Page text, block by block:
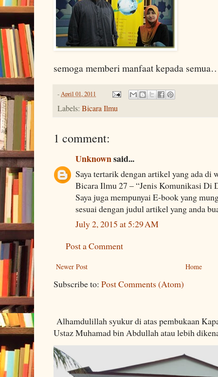
semoga memberi manfaat kepada
-April 01, 2011
Labels: Bicara Ilmu
1 comment:
Unknownsaid...
Saya tertarik dengan artikel yang ada di
Bicara Ilmu 27 – “Jenis Komunikasi Di
Saya juga mempunyai E-book yang
sesuai dengan judul artikel yang anda
July 2, 2015 at 5:29 AM
Post a Comment
Newer Post Home
Subscribe to: Post Comments (Atom)
Alhamdulillah syukur di atas pembukaan
Ustaz Muhamad bin Abdullah atau lebih